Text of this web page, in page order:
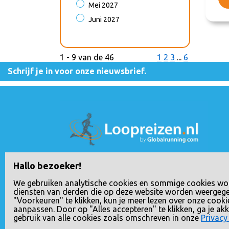
Mei 2027
Juni 2027
1 - 9 van de 46 1 2 3 ... 6
Hallo bezoeker!
We gebruiken analytische cookies en sommige cookies
diensten van derden die op deze website worden
"Voorkeuren" te klikken, kun je meer lezen over onze
aanpassen. Door op "Alles accepteren" te klikken, ga je
gebruik van alle cookies zoals omschreven in onze
Schrijf je in voor onze nieuwsbrief.
Loopreizen is een handelsnaam van Rho Delta
Kamer van Koophandel onder nummer
24258592. Het BTW nummer van Rho Delta
Travel B.V. is NL807833617B01.